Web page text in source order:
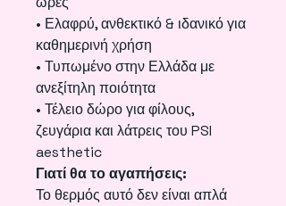
• Ελαφρύ, ανθεκτικό & ιδανικό για
καθημερινή χρήση
• Τυπωμένο στην Ελλάδα με
ανεξίτηλη ποιότητα
• Τέλειο δώρο για φίλους,
ζευγάρια και λάτρεις του PSI
aesthetic
Γιατί θα το αγαπήσεις:
Το θερμός αυτό δεν είναι απλά